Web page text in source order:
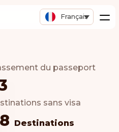
Français
du passeport
sans visa
Destinations